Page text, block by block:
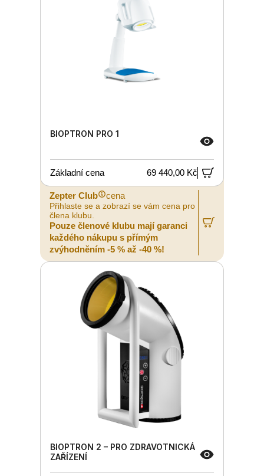
BIOPTRON PRO 1
Základní cena 69 440,00 Kč
Zepter Club cena
Přihlaste se a zobrazí se vám cena pro
člena klubu.
Pouze členové klubu mají garanci
každého nákupu s přímým
zvýhodněním -5 % až -40 %!
BIOPTRON 2 – PRO ZDRAVOTNICKÁ
ZAŘÍZENÍ